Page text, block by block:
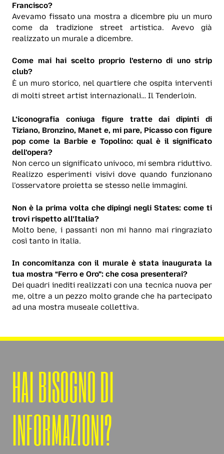
Francisco?
Avevamo fissato una mostra a dicembre piu un muro
come da tradizione street artistica. Avevo già
realizzato un murale a dicembre.
Come mai hai scelto proprio l’esterno di uno strip
club?
È un muro storico, nel quartiere che ospita interventi
di molti street artist internazionali… Il Tenderloin.
L’iconografia coniuga figure tratte dai dipinti di
Tiziano, Bronzino, Manet e, mi pare, Picasso con figure
pop come la Barbie e Topolino: qual è il significato
dell’opera?
Non cerco un significato univoco, mi sembra riduttivo.
Realizzo esperimenti visivi dove quando funzionano
l’osservatore proietta se stesso nelle immagini.
Non è la prima volta che dipingi negli States: come ti
trovi rispetto all’Italia?
Molto bene, i passanti non mi hanno mai ringraziato
così tanto in italia.
In concomitanza con il murale è stata inaugurata la
tua mostra “Ferro e Oro”: che cosa presenterai?
Dei quadri inediti realizzati con una tecnica nuova per
me, oltre a un pezzo molto grande che ha partecipato
ad una mostra museale collettiva.
HAI BISOGNO DI
INFORMAZIONI?